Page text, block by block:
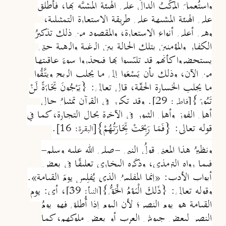
واستُعملَ المركَّبُ الدالّ على الهيئة المشبَّه بها، فأطلق
على الهيئة المشبهة على طريقة الاستعارة التمثيلية،
وهي أعلى أنواع الاستعارة، والمقصود من ذلك تذكيرُ
الكفار والمؤمنين بتلك الحالة بين الرغبة والرهبة حتى
يستحضروا كأنهم قد تلبّسوا بها فيحذروا سوءَ عاقبتها
من الآن، وذلك بأن يَسْعَوا إلى ما يجلب الربح ويتَّقُوا
ما يجلب الخسارة الحقّة، قال تعالى: {يَرْجُونَ تِجَارَةً لَنْ
تَبُورَ}[فاطر: 29] . وقد تكرر في القرآن تمثيلُ حال
أهل الفوز وأهل الثبور في الآخرة بحال التجارة، كما في
قوله تعالى: {فَمَا رَبِحَتْ تِجَارَتُهُمْ}[البقرة: 16 ]
.
ونظيرُ هذا المعنى قولُ النبي -صلى الله عليه وسلم-
فيما رواه الترمذي، وذكَره البخاري تعليقًا في بعض
أبواب الأدب: «إنما المفلسُ الذي يُفلِس يومَ القيامة».
وقوله تعالى: {ذَلِكَ الْيَوْمُ الْحَقُّ}[النبأ: 39] ، أي: يوم
القيامة هو يوم النصر؛ لأن اليوم إذا أُطلق فهو يومُ
النصر لبعض جيوش العرب أو بعض ملوكهم، كما